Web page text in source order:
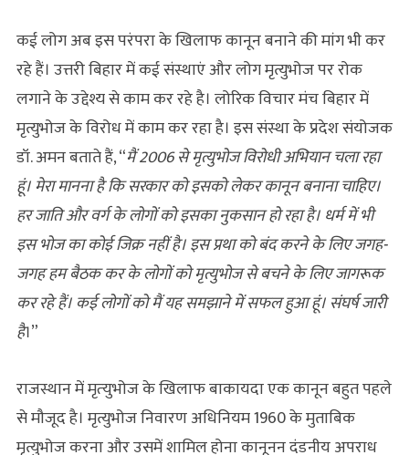
कई लोग अब इस परंपरा के खिलाफ कानून बनाने की मांग भी कर
रहे हैं। उत्तरी बिहार में कई संस्थाएं और लोग मृत्युभोज पर रोक
लगाने के उद्देश्य से काम कर रहे है। लोरिक विचार मंच बिहार में
मृत्युभोज के विरोध में काम कर रहा है। इस संस्था के प्रदेश संयोजक
डॉ. अमन बताते हैं, “मैं 2006 से मृत्युभोज विरोधी अभियान चला रहा
हूं। मेरा मानना है कि सरकार को इसको लेकर कानून बनाना चाहिए।
हर जाति और वर्ग के लोगों को इसका नुकसान हो रहा है। धर्म में भी
इस भोज का कोई जिक्र नहीं है। इस प्रथा को बंद करने के लिए जगह-
जगह हम बैठक कर के लोगों को मृत्युभोज से बचने के लिए जागरूक
कर रहे हैं। कई लोगों को मैं यह समझाने में सफल हुआ हूं। संघर्ष जारी
है।”
राजस्थान में मृत्‍युभोज के खिलाफ बाकायदा एक कानून बहुत पहले
से मौजूद है। मृत्युभोज निवारण अधिनियम 1960 के मुताबिक
मृत्युभोज करना और उसमें शामिल होना कानूनन दंडनीय अपराध